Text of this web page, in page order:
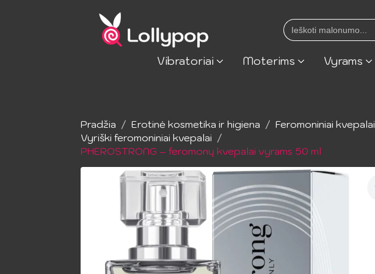
Search
for:
Vibratoriai Moterims Vyrams
Pradžia Erotinė kosmetika ir higiena
Feromoniniai kvepalai
Vyriški feromoniniai kvepalai
PHEROSTRONG – feromonų kvepalai vyrams 50 ml